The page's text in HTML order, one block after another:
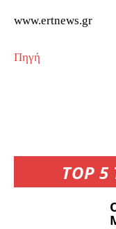
TOP
www.ertnews.gr
Πηγή